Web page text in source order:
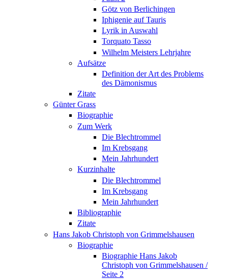
Götz von Berlichingen
Iphigenie auf Tauris
Lyrik in Auswahl
Torquato Tasso
Wilhelm Meisters Lehrjahre
Aufsätze
Definition der Art des Problems
des Dämonismus
Zitate
Günter Grass
Biographie
Zum Werk
Die Blechtrommel
Im Krebsgang
Mein Jahrhundert
Kurzinhalte
Die Blechtrommel
Im Krebsgang
Mein Jahrhundert
Bibliographie
Zitate
Hans Jakob Christoph von Grimmelshausen
Biographie
Biographie Hans Jakob
Christoph von Grimmelshausen /
Seite 2